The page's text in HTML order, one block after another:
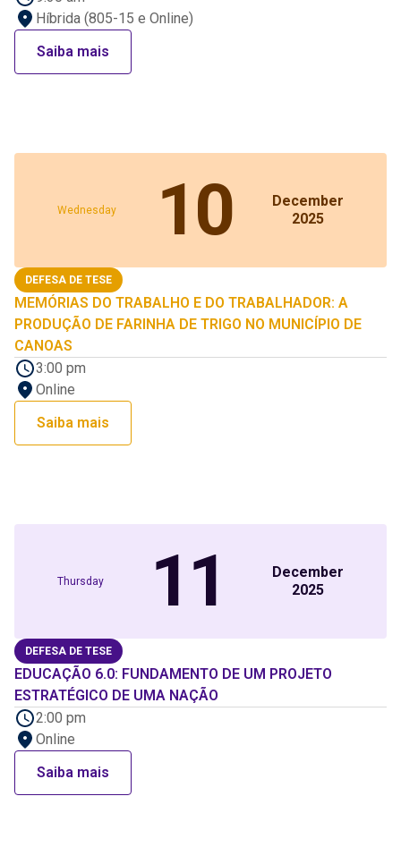
Híbrida (805-15 e Online)
Saiba mais
Wednesday 10
December
2025
DEFESA DE TESE
MEMÓRIAS DO TRABALHO E DO TRABALHADOR: A
PRODUÇÃO DE FARINHA DE TRIGO NO MUNICÍPIO DE
CANOAS
3:00 pm
Online
Saiba mais
Thursday 11
December
2025
DEFESA DE TESE
EDUCAÇÃO 6.0: FUNDAMENTO DE UM PROJETO
ESTRATÉGICO DE UMA NAÇÃO
2:00 pm
Online
Saiba mais